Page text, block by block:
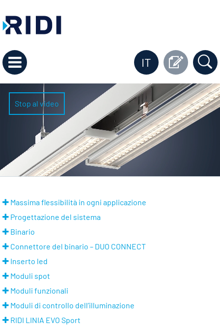
IT
Stop al video
Massima flessibilità in ogni applicazione
Progettazione del sistema
Binario
Connettore del binario – DUO CONNECT
Inserto led
Moduli spot
Moduli funzionali
Moduli di controllo dell’illuminazione
RIDI LINIA EVO Sport